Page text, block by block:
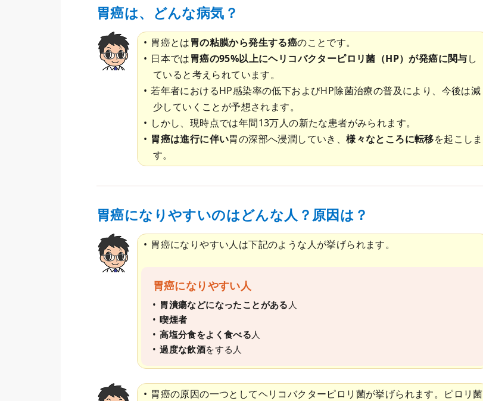
胃癌は、どんな病気？
胃癌とは胃の粘膜から発生する癌のことです。
日本では胃癌の95%以上にヘリコバクターピロリ菌（HP）が発癌に関与し
ていると考えられています。
若年者におけるHP感染率の低下およびHP除菌治療の普及により、今後は減
少していくことが予想されます。
しかし、現時点では年間13万人の新たな患者がみられます。
胃癌は進行に伴い胃の深部へ浸潤していき、様々なところに転移を起こしま
す。
胃癌になりやすいのはどんな人？原因は？
胃癌になりやすい人は下記のような人が挙げられます。
胃癌になりやすい人
胃潰瘍などになったことがある 人
喫煙者
高塩分食をよく食べる人
過度な飲酒をする人
胃癌の原因の一つとしてヘリコバクターピロリ菌が挙げられます。ピロリ菌